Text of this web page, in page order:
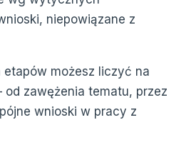
niepowiązane z
możesz liczyć na
zawężenia tematu, przez
wnioski w pracy z